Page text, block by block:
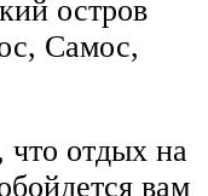
остров
Самос,
отдых на
вам